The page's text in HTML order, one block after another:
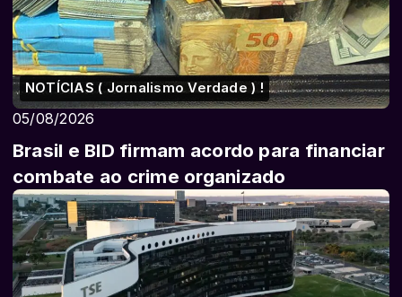
NOTÍCIAS ( Jornalismo Verdade ) !
05/08/2026
Brasil e BID firmam acordo para financiar
combate ao crime organizado